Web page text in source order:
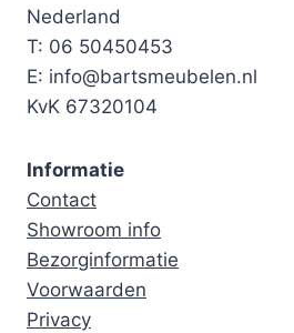
Nederland
T: 06 50450453
E: info@bartsmeubelen.nl
KvK 67320104
Informatie
Contact
Showroom info
Bezorginformatie
Voorwaarden
Privacy